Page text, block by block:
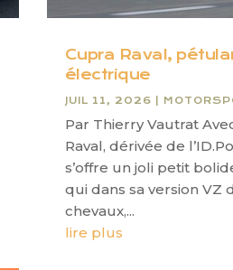
Cupra Raval,
électrique
JUIL 11, 2026
Par Thierry Vautrat
Raval, dérivée de
s’offre un joli petit
qui dans sa version VZ
chevaux,...
lire plus